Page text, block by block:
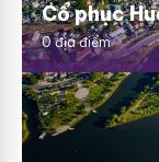
Cổ phục
0 địa điểm